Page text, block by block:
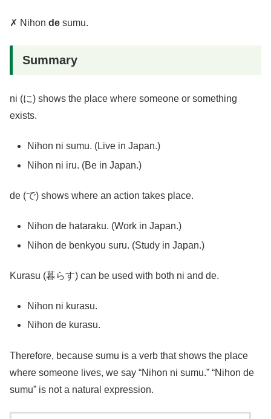
✗ Nihon de sumu.
Summary
ni (に) shows the place where someone or something
exists.
Nihon ni sumu. (Live in Japan.)
Nihon ni iru. (Be in Japan.)
de (で) shows where an action takes place.
Nihon de hataraku. (Work in Japan.)
Nihon de benkyou suru. (Study in Japan.)
Kurasu (暮らす) can be used with both ni and de.
Nihon ni kurasu.
Nihon de kurasu.
Therefore, because sumu is a verb that shows the place
where someone lives, we say “Nihon ni sumu.” “Nihon de
sumu” is not a natural expression.